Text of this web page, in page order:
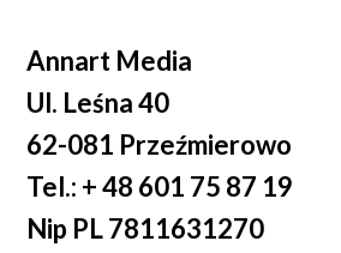
Annart Media
Ul. Leśna 40
62-081 Przeźmierowo
Tel.: + 48 601 75 87 19
Nip PL 7811631270